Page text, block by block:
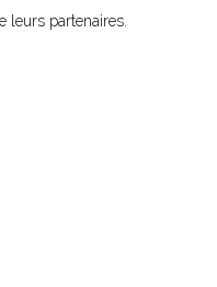
leurs partenaires.